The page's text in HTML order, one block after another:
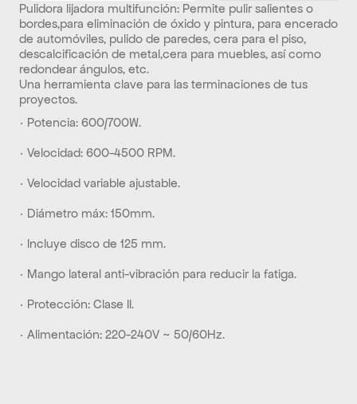
Pulidora lijadora multifunción: Permite pulir salientes o
bordes,para eliminación de óxido y pintura, para encerado
de automóviles, pulido de paredes, cera para el piso,
descalcificación de metal,cera para muebles, así como
redondear ángulos, etc.
Una herramienta clave para las terminaciones de tus
proyectos.
· Potencia: 600/700W.
· Velocidad: 600-4500 RPM.
· Velocidad variable ajustable.
· Diámetro máx: 150mm.
· Incluye disco de 125 mm.
· Mango lateral anti-vibración para reducir la fatiga.
· Protección: Clase II.
· Alimentación: 220-240V ~ 50/60Hz.